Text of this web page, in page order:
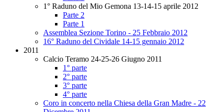
1° Raduno del Mio Gemona 13-14-15 aprile 2012
Parte 2
Parte 1
Assemblea Sezione Torino - 25 Febbraio 2012
16° Raduno del Cividale 14-15 gennaio 2012
2011
Calcio Teramo 24-25-26 Giugno 2011
1° parte
2° parte
3° parte
4° parte
Coro in concerto nella Chiesa della Gran Madre - 22